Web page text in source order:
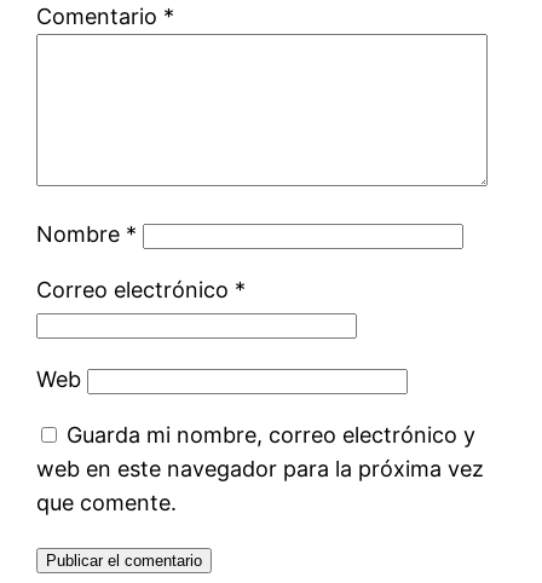
Comentario *
Nombre *
Correo electrónico *
Web
Guarda mi nombre, correo electrónico y
web en este navegador para la próxima vez
que comente.